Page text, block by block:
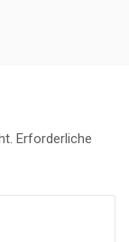
Erforderliche